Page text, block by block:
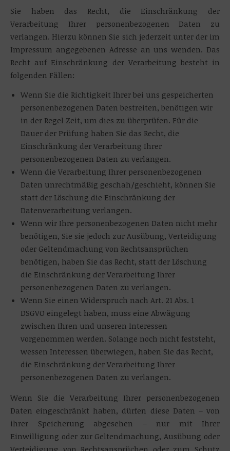
Sie haben das Recht, die Einschränkung der
Verarbeitung Ihrer personenbezogenen Daten zu
verlangen. Hierzu können Sie sich jederzeit unter der im
Impressum angegebenen Adresse an uns wenden. Das
Recht auf Einschränkung der Verarbeitung besteht in
folgenden Fällen:
Wenn Sie die Richtigkeit Ihrer bei uns gespeicherten
personenbezogenen Daten bestreiten, benötigen wir
in der Regel Zeit, um dies zu überprüfen. Für die
Dauer der Prüfung haben Sie das Recht, die
Einschränkung der Verarbeitung Ihrer
personenbezogenen Daten zu verlangen.
Wenn die Verarbeitung Ihrer personenbezogenen
Daten unrechtmäßig geschah/geschieht, können Sie
statt der Löschung die Einschränkung der
Datenverarbeitung verlangen.
Wenn wir Ihre personenbezogenen Daten nicht mehr
benötigen, Sie sie jedoch zur Ausübung, Verteidigung
oder Geltendmachung von Rechtsansprüchen
benötigen, haben Sie das Recht, statt der Löschung
die Einschränkung der Verarbeitung Ihrer
personenbezogenen Daten zu verlangen.
Wenn Sie einen Widerspruch nach Art. 21 Abs. 1
DSGVO eingelegt haben, muss eine Abwägung
zwischen Ihren und unseren Interessen
vorgenommen werden. Solange noch nicht feststeht,
wessen Interessen überwiegen, haben Sie das Recht,
die Einschränkung der Verarbeitung Ihrer
personenbezogenen Daten zu verlangen.
Wenn Sie die Verarbeitung Ihrer personenbezogenen
Daten eingeschränkt haben, dürfen diese Daten – von
ihrer Speicherung abgesehen – nur mit Ihrer
Einwilligung oder zur Geltendmachung, Ausübung oder
Verteidigung von Rechtsansprüchen oder zum Schutz